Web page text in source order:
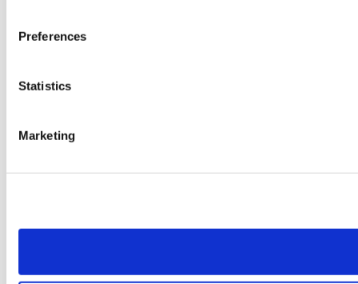
Preferences
Statistics
Marketing